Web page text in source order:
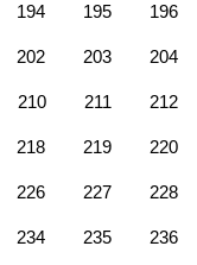
194 195 196
202 203 204
210 211 212
218 219 220
226 227 228
234 235 236